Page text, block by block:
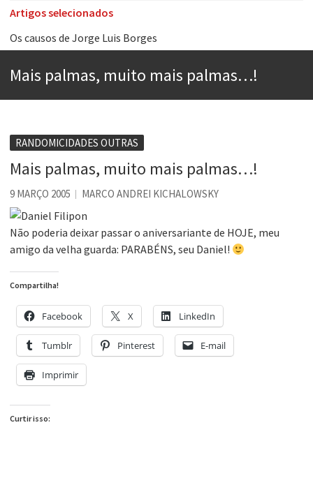
Artigos selecionados
Os causos de Jorge Luis Borges
Se queres salvar o mundo, o veganismo não é a resposta
A construção da urbanidade
Aprender a fracassar é o segredo do sucesso
Contardo Calligaris prega o “direito à tristeza”
Esse tal de Rock Gaúcho
Mais palmas, muito mais palmas…!
RANDOMICIDADES OUTRAS
Mais palmas, muito mais palmas…!
9 MARÇO 2005 MARCO ANDREI KICHALOWSKY
Não poderia deixar passar o aniversariante de HOJE, meu
amigo da velha guarda: PARABÉNS, seu Daniel!
Compartilha!
Facebook X LinkedIn
Tumblr Pinterest E-mail
Imprimir
Curtir isso: